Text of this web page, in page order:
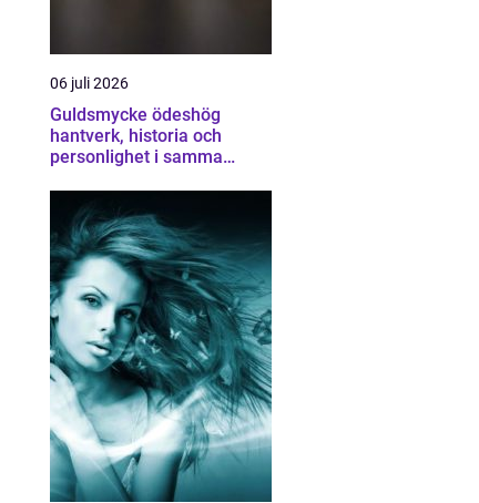
06 juli 2026
Guldsmycke ödeshög
hantverk, historia och
personlighet i samma